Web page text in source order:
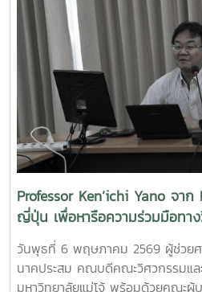
การเป็นผู้ประกอบการแห่งอนาคตได้
วิทยาศาสตร์เทคโนโลยีเกษตรและอ
Park
(MAP)https://
การอบรมเชิงปฏิบัติการ "SIPOC
การดำเนินการตามเกณฑ์ EdPEx"
2569 ที่โรงแรมยูนิมมาน โดย ได้รับ
ศาสตราจารย์ ดร.สุภัทร พัฒน์วิชัย
มหาวิทยาลัยเกษตรศาสตร์ เป็นวิท
เสริมให้บุคลากรนำความรู้ที่ได้ ใช้ในก
เชื่อมโยงกระบวนการ เพื่อมุ่งสู่ควา
Professor Ken’ichi Yano จา
ญี่ปุ่น เพื่อหารือความร่วมมือทาง
เปลี่ยนนักศึกษา
วันพุธที่ 6 พฤษภาคม 2569 ผู้ช่วยศ
นาคประสม คณบดีคณะวิศวกรรมแล
มหาวิทยาลัยแม่โจ้ พร้อมด้วยคณะผู้